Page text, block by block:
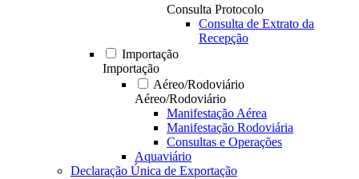
Consulta Protocolo
Consulta de Extrato da
Recepção
Importação
Importação
Aéreo/Rodoviário
Aéreo/Rodoviário
Manifestação Aérea
Manifestação Rodoviária
Consultas e Operações
Aquaviário
Declaração Única de Exportação